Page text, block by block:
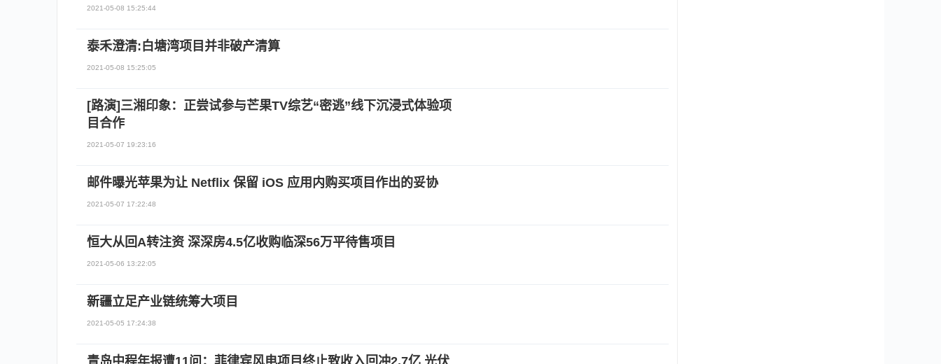
2021-05-08 15:25:44
泰禾澄清:白塘湾项目并非破产清算
2021-05-08 15:25:05
[路演]三湘印象：正尝试参与芒果TV综艺“密逃”线下沉浸式体验项
目合作
2021-05-07 19:23:16
邮件曝光苹果为让 Netflix 保留 iOS 应用内购买项目作出的妥协
2021-05-07 17:22:48
恒大从回A转注资 深深房4.5亿收购临深56万平待售项目
2021-05-06 13:22:05
新疆立足产业链统筹大项目
2021-05-05 17:24:38